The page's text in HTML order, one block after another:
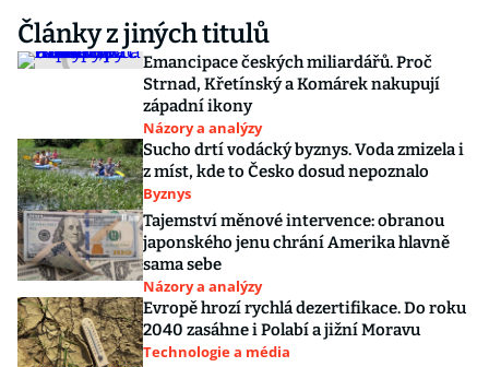
Články z jiných titulů
Emancipace českých miliardářů. Proč
Strnad, Křetínský a Komárek nakupují
západní ikony
Názory a analýzy
Sucho drtí vodácký byznys. Voda zmizela i
z míst, kde to Česko dosud nepoznalo
Byznys
Tajemství měnové intervence: obranou
japonského jenu chrání Amerika hlavně
sama sebe
Názory a analýzy
Evropě hrozí rychlá dezertifikace. Do roku
2040 zasáhne i Polabí a jižní Moravu
Technologie a média